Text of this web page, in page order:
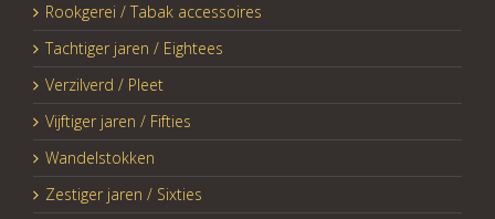
Rookgerei / Tabak accessoires
Tachtiger jaren / Eightees
Verzilverd / Pleet
Vijftiger jaren / Fifties
Wandelstokken
Zestiger jaren / Sixties